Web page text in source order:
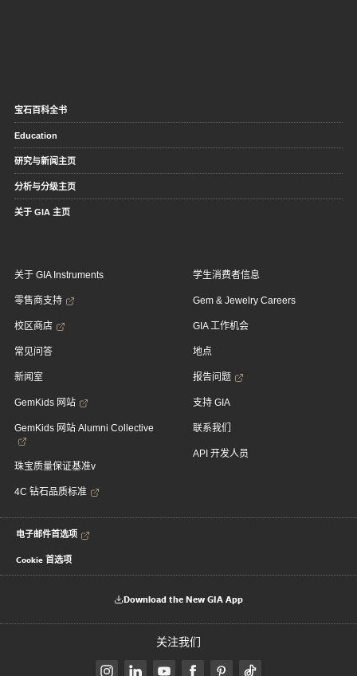
宝石百科全书
Education
研究与新闻主页
分析与分级主页
关于 GIA 主页
关于 GIA Instruments
零售商支持
校区商店
常见问答
新闻室
GemKids 网站
GemKids 网站 Alumni Collective
珠宝质量保证基准v
4C 钻石品质标准
学生消费者信息
Gem & Jewelry Careers
GIA 工作机会
地点
报告问题
支持 GIA
联系我们
API 开发人员
电子邮件首选项
Cookie 首选项
Download the New GIA App
关注我们